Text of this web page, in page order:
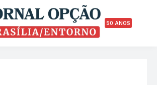
50 ANOS